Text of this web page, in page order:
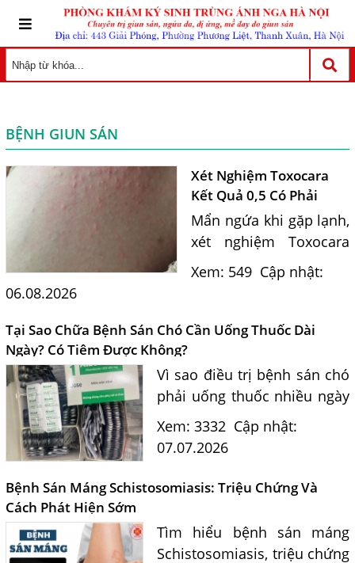
BỆNH GIUN SÁN
Xét Nghiệm Toxocara
Kết Quả 0,5 Có Phải
Nguyên Nhân Gây Mẩn
Ngứa?
Mẩn ngứa khi gặp lạnh,
xét nghiệm Toxocara
dương tính 0,5 có phải
nguyên nhân? Tiến sĩ
Lan tư vấn triệu chứng,
sán...
Xem: 549 Cập nhật:
06.08.2026
Tại Sao Chữa Bệnh Sán Chó Cần Uống Thuốc Dài
Ngày? Có Tiêm Được Không?
Vì sao điều trị bệnh sán chó
phải uống thuốc nhiều ngày
mà không thể tiêm một mũi
duy nhất? Bác sĩ Nguyễn
đồ điều trị hiện...
Xem: 3332 Cập nhật:
07.07.2026
Bệnh Sán Máng Schistosomiasis: Triệu Chứng Và
Cách Phát Hiện Sớm
Tìm hiểu bệnh sán máng
Schistosomiasis, triệu chứng